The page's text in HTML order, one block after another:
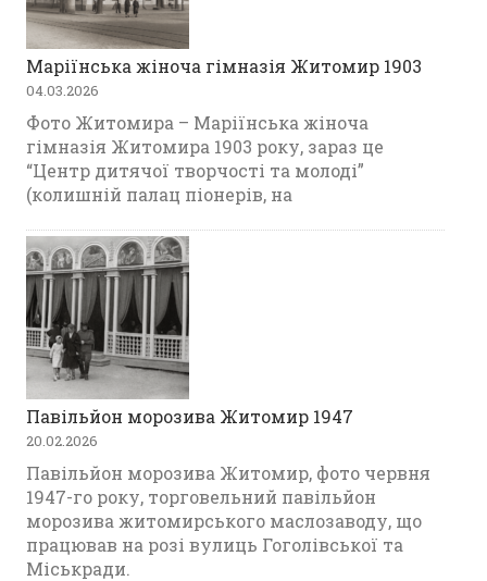
Маріїнська жіноча гімназія Житомир 1903
04.03.2026
Фото Житомира – Маріїнська жіноча
гімназія Житомира 1903 року, зараз це
“Центр дитячої творчості та молоді”
(колишній палац піонерів, на
Павільйон морозива Житомир 1947
20.02.2026
Павільйон морозива Житомир, фото червня
1947-го року, торговельний павільйон
морозива житомирського маслозаводу, що
працював на розі вулиць Гоголівської та
Міськради.